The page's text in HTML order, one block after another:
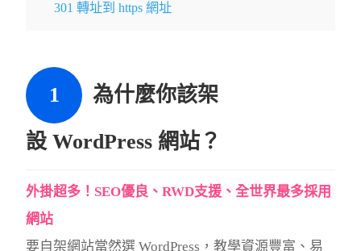
301 轉址到 https 網址
為什麼你該架
設 WordPress 網站？
外掛超多！SEO優良、RWD支援、全世界最多採用
網站
要自架網站當然選 WordPress，教學資源豐富、易